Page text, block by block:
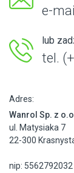
e-
lub
tel.
Adres:
Wanrol Sp. z
ul. Matysiaka 7
22-300
nip: 5562792032